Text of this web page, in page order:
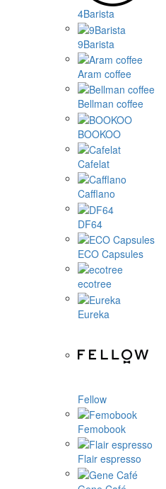
4Barista
9Barista
Aram coffee
Bellman coffee
BOOKOO
Cafelat
Cafflano
DF64
ECO Capsules
ecotree
Eureka
Fellow
Femobook
Flair espresso